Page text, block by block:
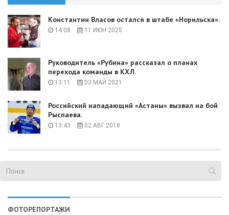
Константин Власов остался в штабе «Норильска».
14:08 11 ИЮН 2025
Руководитель «Рубина» рассказал о планах
перехода команды в КХЛ.
13:11 03 МАЙ 2021
Российский нападающий «Астаны» вызвал на бой
Рыспаева.
13:43 02 АВГ 2018
ФОТОРЕПОРТАЖИ